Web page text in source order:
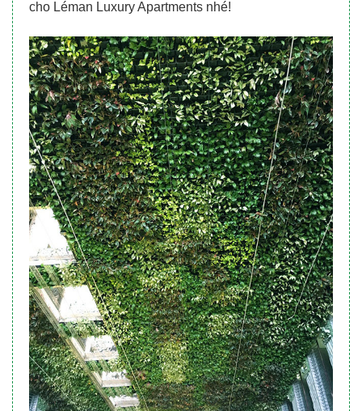
cho Léman Luxury Apartments nhé!